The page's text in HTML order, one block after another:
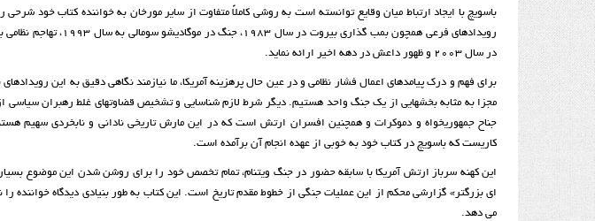
باسویچ با ایجاد ارتباط میان وقایع توانسته است به روشی کاملاً متفاوت از سایر مورخان به خواننده کتاب خود شرحی
رویدادهای فرعی همچون بمب گذاری بیروت در سال ۱۹۸۳،‌ جنگ در موگادیشو
در سال ۲۰۰۳ و ظهور داعش در دهه اخیر ارائه نماید.
برای فهم و درک پیامدهای اعمال فشار نظامی و در عین حال پرهزینه آمریکا، ما نیازمند نگاهی دقیق به این رویدادهای
مجزا به مثابه بخشهایی از یک جنگ واحد هستیم. دیگر شرط لازم شناسایی و تشخیص قضاوتهای غلط رهبران سیاسی
جناح جمهوریخواه و دموکرات و همچنین افسران ارتش است که در این مارش تاریخی نادانی و نابخردی سهیم
کاریست که باسویچ در کتاب خود به خوبی از عهده انجام آن برآمده است.
این کهنه سرباز ارتش آمریکا با سابقه حضور در جنگ ویتنام،‌ تمام تخصص خود را برای روشن شدن این موضوع بسیار
ای بزرگتر» گزارشی محکم از این عملیات جنگی از خطوط مقدم تاریخ است. این کتاب به طور بنیادی دیدگاه خواننده را
می دهد.